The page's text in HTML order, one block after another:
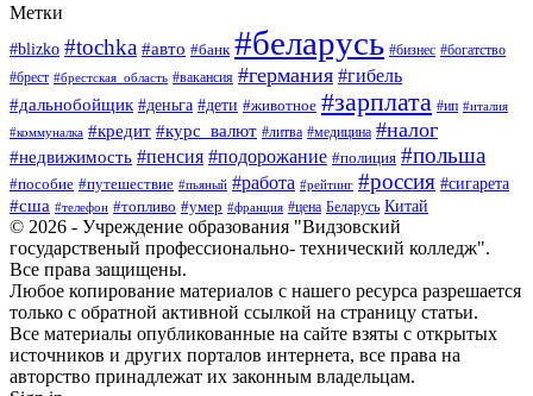
Метки
#blizko #tochka #авто #банк #беларусь #бизнес #богатство
#брест #брестская_область #вакансия #германия #гибель
#дальнобойщик #деньга #дети #животное #зарплата #ип #италия
#коммуналка #кредит #курс_валют #литва #медицина #налог
#недвижимость #пенсия #подорожание #полиция #польша
#пособие #путешествие #пьяный #работа #рейтинг #россия #сигарета
#сша #телефон #топливо #умер #франция #цена Беларусь Китай
© 2026 - Учреждение образования "Видзовский
государственый профессионально- технический колледж".
Все права защищены.
Любое копирование материалов с нашего ресурса разрешается
только с обратной активной ссылкой на страницу статьи.
Все материалы опубликованные на сайте взяты с открытых
источников и других порталов интернета, все права на
авторство принадлежат их законным владельцам.